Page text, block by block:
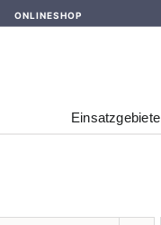
ONLINESHOP
Einsatzgebiete